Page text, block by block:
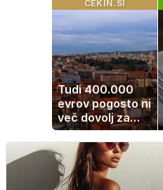
izlet, ki bo
navdušil otroke
CEKIN.SI
Tudi 400.000
evrov pogosto ni
več dovolj za
nakup
stanovanja